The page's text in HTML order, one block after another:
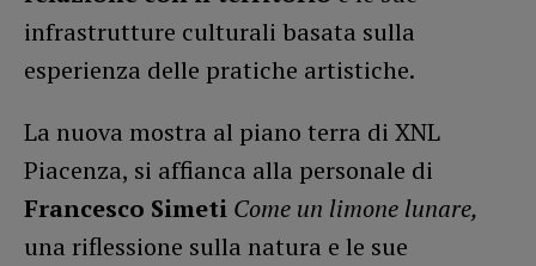
infrastrutture culturali basata sulla
esperienza delle pratiche artistiche.
La nuova mostra al piano terra di XNL
Piacenza, si affianca alla personale di
Francesco Simeti Come un limone lunare,
una riflessione sulla natura e le sue